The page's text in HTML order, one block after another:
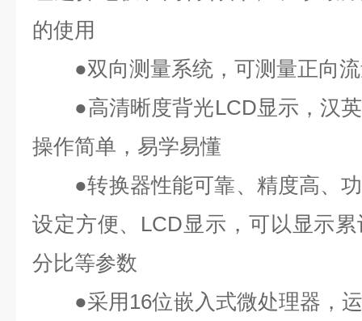
的使用
●双向测量系统，可测量正向流
●高清晰度背光LCD显示，汉英
操作简单，易学易懂
●转换器性能可靠、精度高、功
设定方便、LCD显示，可以显示
分比等参数
●采用16位嵌入式微处理器，运